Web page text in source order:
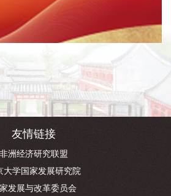
友情链接
非洲经济研究联盟
大学国家发展研究院
发展与改革委员会